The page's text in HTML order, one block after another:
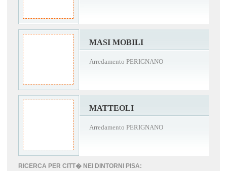
MASI MOBILI
Arredamento PERIGNANO
MATTEOLI
Arredamento PERIGNANO
RICERCA PER CITT� NEI DINTORNI PISA: